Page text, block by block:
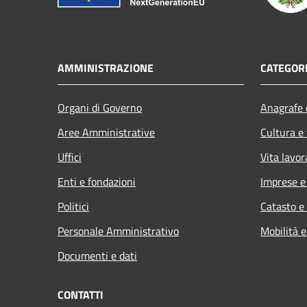
AMMINISTRAZIONE
Organi di Governo
Aree Amministrative
Uffici
Enti e fondazioni
Politici
Personale Amministrativo
Documenti e dati
Cultura
Vita
Imprese
Catasto
Mobilità
CONTATTI